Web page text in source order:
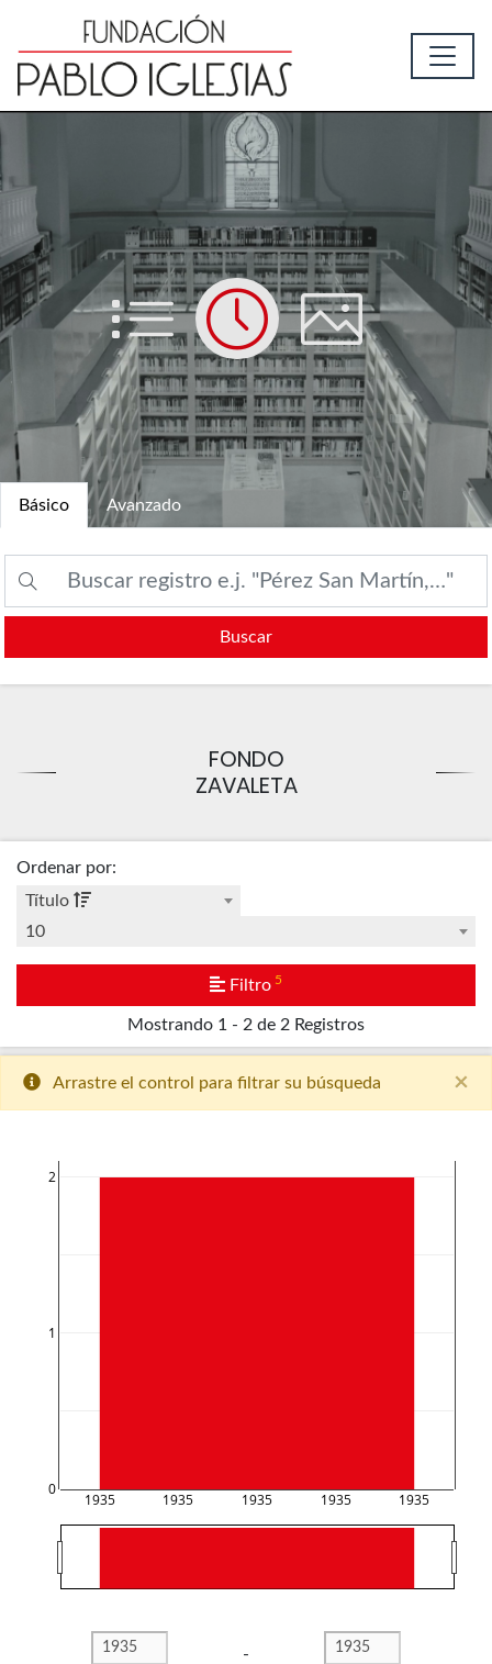
List Time Picture
Básico Avanzado
Buscar
FONDO
ZAVALETA
Mostrando 1 - 2 de 2 Registros
Ordenar por:
Título
10
Filtro 5
×
Arrastre el control para filtrar su búsqueda
1935 1935 1935 1935 1935
0
1
2
-